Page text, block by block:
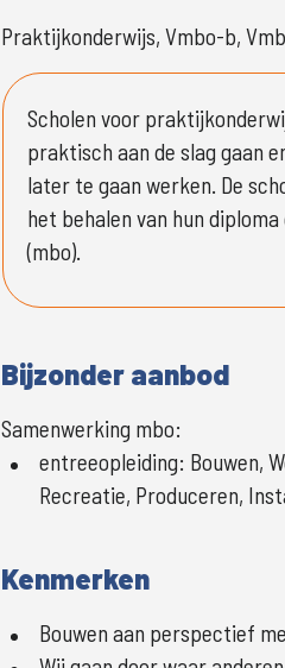
Praktijkonderwijs, Vmbo-b,
Scholen voor
praktisch aan de slag gaan
later te gaan werken. De
het behalen van hun
(mbo).
Bijzonder aanbod
Samenwerking mbo:
entreeopleiding: Bouwen,
Recreatie, Produceren,
Kenmerken
Bouwen aan perspectief